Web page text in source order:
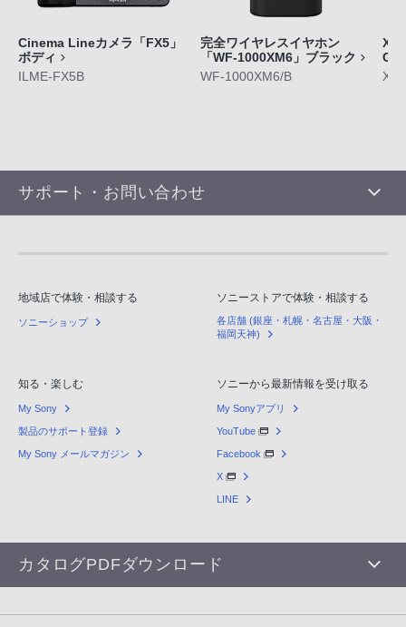
Cinema Lineカメラ「FX5」
ボディ
ILME-FX5B
完全ワイヤレスイヤホン
「WF-1000XM6」ブラック
WF-1000XM6/B
サポート・お問い合わせ
地域店で体験・相談する
ソニーショップ
ソニーストアで体験・相談する
各店舗 (銀座・札幌・名古屋・大阪・
福岡天神)
知る・楽しむ
My Sony
製品のサポート登録
My Sony メールマガジン
ソニーから最新情報を受け取る
My Sonyアプリ
YouTube
Facebook
X
LINE
カタログPDFダウンロード